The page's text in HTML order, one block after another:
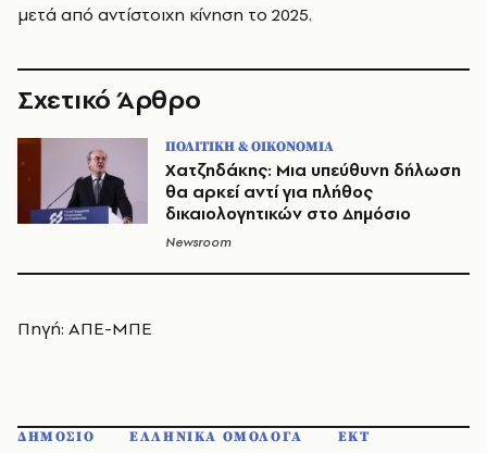
μετά από αντίστοιχη κίνηση το 2025.
Σχετικό Άρθρο
ΠΟΛΙΤΙΚΗ & ΟΙΚΟΝΟΜΙΑ
Χατζηδάκης: Μια υπεύθυνη δήλωση
θα αρκεί αντί για πλήθος
δικαιολογητικών στο Δημόσιο
Newsroom
Πηγή: ΑΠΕ-ΜΠΕ
ΔΗΜΟΣΙΟ ΕΛΛΗΝΙΚΑ ΟΜΟΛΟΓΑ ΕΚΤ